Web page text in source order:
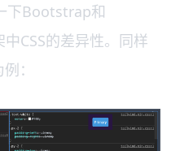
下Bootstrap和
CSS的差异性。同样
：